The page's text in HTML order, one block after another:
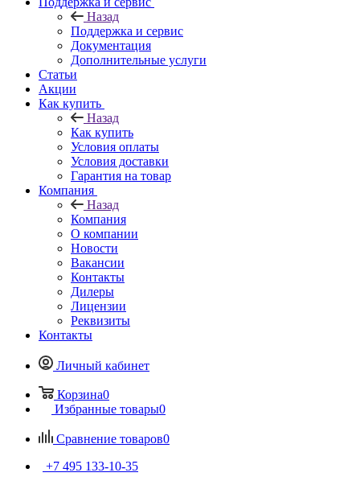
Назад
Поддержка и сервис
Документация
Дополнительные услуги
Статьи
Акции
Как купить
Назад
Как купить
Условия оплаты
Условия доставки
Гарантия на товар
Компания
Назад
Компания
О компании
Новости
Вакансии
Контакты
Дилеры
Лицензии
Реквизиты
Контакты
Личный кабинет
Корзина0
Избранные товары0
Сравнение товаров0
+7 495 133-10-35